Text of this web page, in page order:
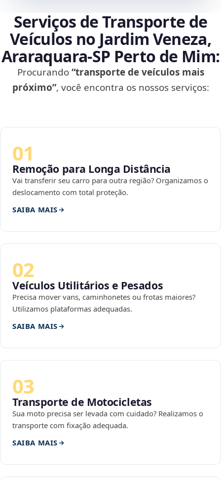
Serviços de Transporte de
Veículos no Jardim Veneza,
Araraquara‑SP Perto de Mim:
Procurando“transporte de veículos mais
próximo”, você encontra os nossos serviços:
01
Remoção para Longa Distância
Vai transferir seu carro para outra região? Organizamos o
deslocamento com total proteção.
SAIBA MAIS
02
Veículos Utilitários e Pesados
Precisa mover vans, caminhonetes ou frotas maiores?
Utilizamos plataformas adequadas.
SAIBA MAIS
03
Transporte de Motocicletas
Sua moto precisa ser levada com cuidado? Realizamos o
transporte com fixação adequada.
SAIBA MAIS